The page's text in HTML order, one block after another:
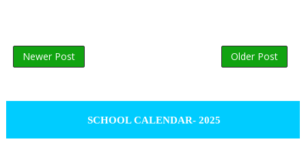
Newer Post Older Post
SCHOOL CALENDAR- 2025